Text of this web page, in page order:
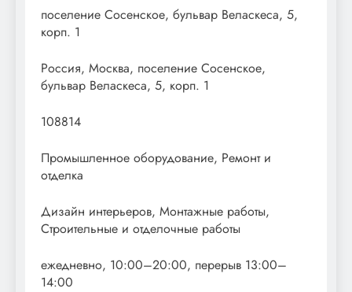
поселение Сосенское, бульвар Веласкеса, 5,
корп. 1
Россия, Москва, поселение Сосенское,
бульвар Веласкеса, 5, корп. 1
108814
Промышленное оборудование, Ремонт и
отделка
Дизайн интерьеров, Монтажные работы,
Строительные и отделочные работы
ежедневно, 10:00–20:00, перерыв 13:00–
14:00